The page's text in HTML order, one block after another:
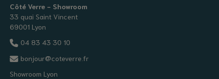
Côté Verre - Showroom
33 quai Saint Vincent
69001 Lyon
04 83 43 30 10
bonjour@coteverre.fr
Showroom Lyon